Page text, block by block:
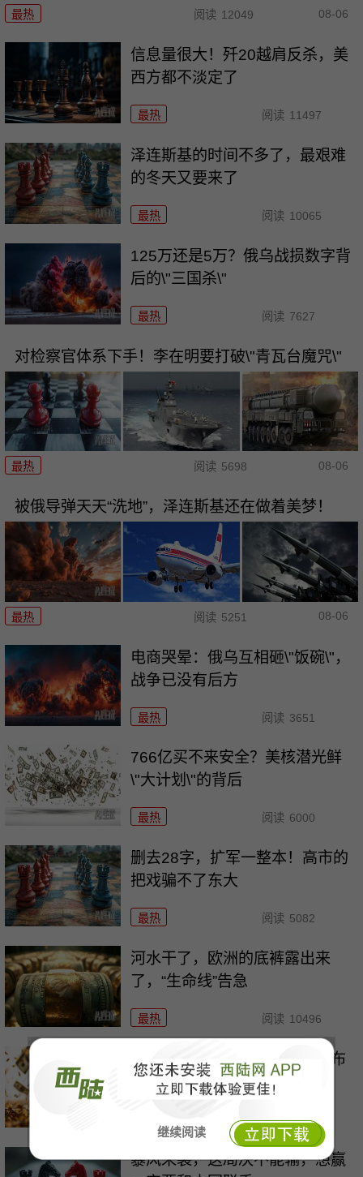
继续阅读
最热 阅读 12049 08-06
信息量很大！歼20越肩反杀，美
西方都不淡定了
最热 阅读 11497
泽连斯基的时间不多了，最艰难
的冬天又要来了
最热 阅读 10065
125万还是5万？俄乌战损数字背
后的\"三国杀\"
最热 阅读 7627
对检察官体系下手！李在明要打破\"青瓦台魔咒\"
最热 阅读 5698 08-06
被俄导弹天天“洗地”，泽连斯基还在做着美梦！
最热 阅读 5251 08-06
电商哭晕：俄乌互相砸\"饭碗\"，
战争已没有后方
最热 阅读 3651
766亿买不来安全？美核潜光鲜
\"大计划\"的背后
最热 阅读 6000
删去28字，扩军一整本！高市的
把戏骗不了东大
最热 阅读 5082
河水干了，欧洲的底裤露出来
了，“生命线”告急
最热 阅读 10496
欧盟想关门，中国人就翻墙，布
鲁塞尔被逼到墙角
阅读 15870
暴风来袭，这局决不能输，想赢